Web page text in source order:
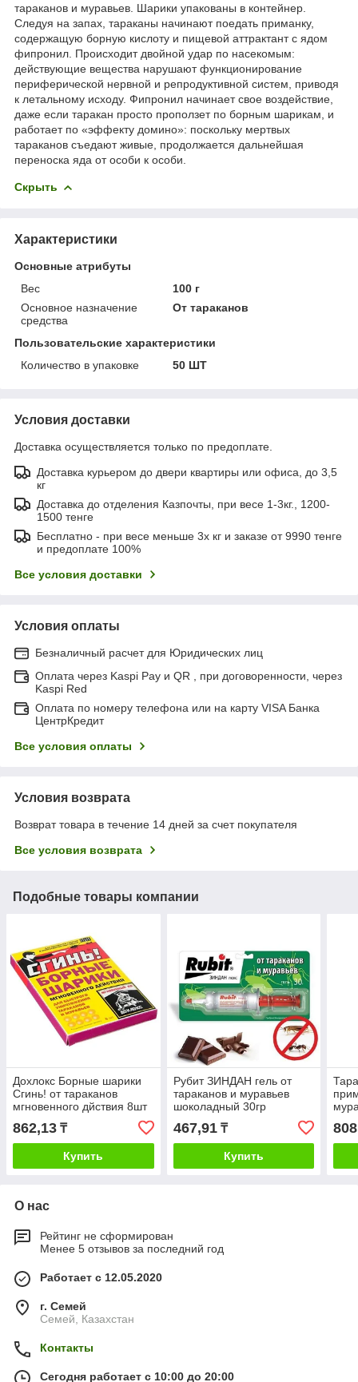
тараканов и муравьев. Шарики упакованы в контейнер.
Следуя на запах, тараканы начинают поедать приманку,
содержащую борную кислоту и пищевой аттрактант с ядом
фипронил. Происходит двойной удар по насекомым:
действующие вещества нарушают функционирование
периферической нервной и репродуктивной систем, приводя
к летальному исходу. Фипронил начинает свое воздействие,
даже если таракан просто проползет по борным шарикам, и
работает по «эффекту домино»: поскольку мертвых
тараканов съедают живые, продолжается дальнейшая
переноска яда от особи к особи.
Скрыть
Характеристики
Основные атрибуты
Вес
100 г
Основное назначение
средства
От тараканов
Пользовательские характеристики
Количество в упаковке
50 ШТ
Условия доставки
Доставка осуществляется только по предоплате.
Доставка курьером до двери квартиры или офиса, до 3,5
кг
Доставка до отделения Казпочты, при весе 1-3кг., 1200-
1500 тенге
Бесплатно - при весе меньше 3х кг и заказе от 9990 тенге
и предоплате 100%
Все условия доставки
Условия оплаты
Безналичный расчет для Юридических лиц
Оплата через Kaspi Pay и QR , при договоренности, через
Kaspi Red
Оплата по номеру телефона или на карту VISA Банка
ЦентрКредит
Все условия оплаты
Условия возврата
Возврат товара в течение 14 дней за счет покупателя
Все условия возврата
Подобные товары компании
Дохлокс Борные шарики
Сгинь! от тараканов
мгновенного дйствия 8шт
862,13 ₸
Купить
Рубит ЗИНДАН гель от
тараканов и муравьев
шоколадный 30гр
467,91₸
Купить
О нас
Рейтинг не сформирован
Менее 5 отзывов за последний год
Работает с 12.05.2020
г. Семей
Семей, Казахстан
Контакты
Сегодня работает с 10:00 до 20:00